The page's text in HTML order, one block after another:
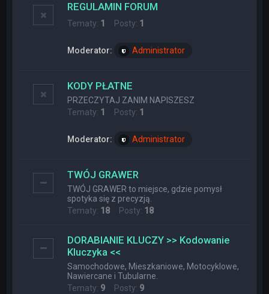
REGULAMIN FORUM
Tematy: 1 Posty: 1
Moderator: Administrator
KODY PŁATNE
PRZECZYTAJ ZANIM NAPISZESZ
Tematy: 1 Posty: 1
Moderator: Administrator
TWÓJ GRAWER
TWÓJ GRAWER to miejsce, gdzie pomysł
spotyka się z precyzją.
Tematy: 18 Posty: 18
DORABIANIE KLUCZY >> Kodowanie
Kluczyka <<
Samochodowe, Mieszkaniowe, Motocyklowe,
Nawiercane i Tubularne.
Tematy: 9 Posty: 9